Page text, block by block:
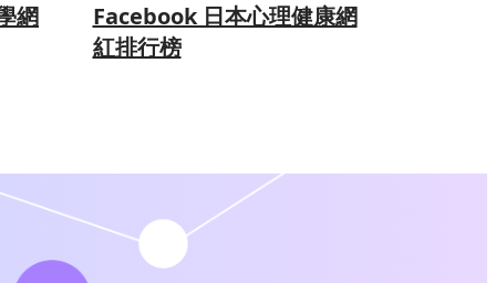
網
Facebook 日本心理健康網
紅排行榜